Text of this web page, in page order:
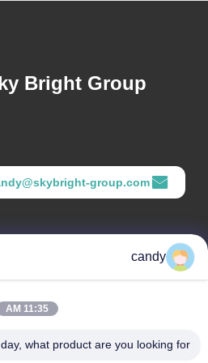
Bright Group
group.com
جیهوا، خیابان زومیاو، منطقه
candy
11:35 AM
what product are you looking for?